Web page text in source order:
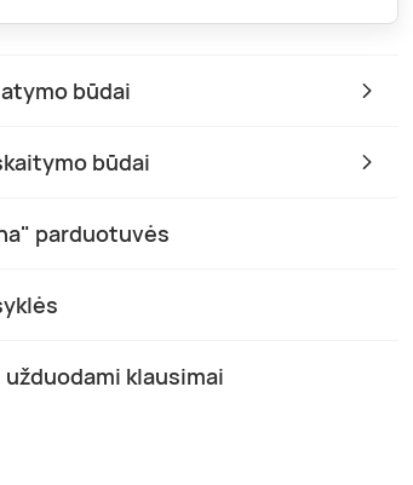
būdai
būdai
parduotuvės
užduodami klausimai